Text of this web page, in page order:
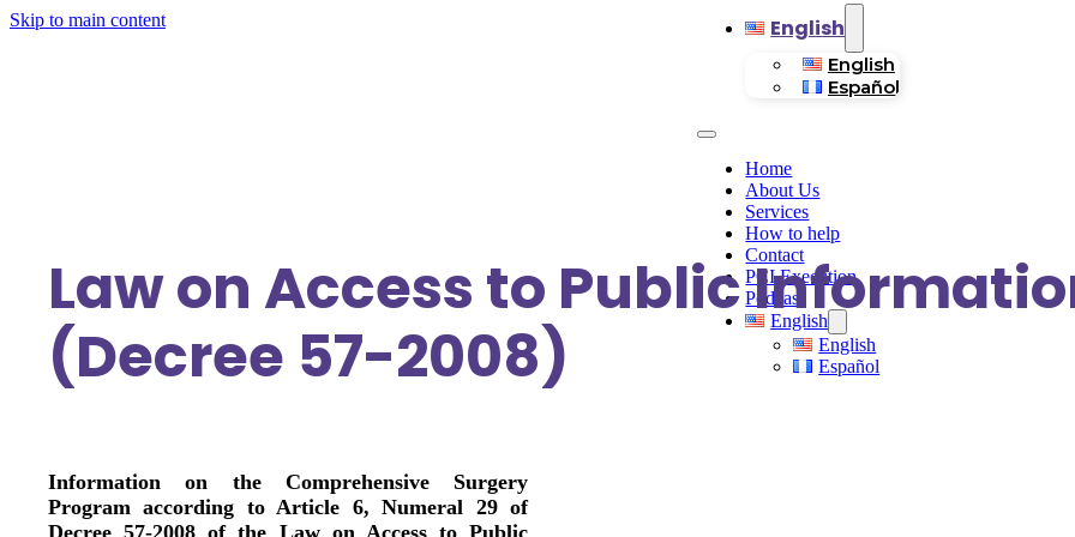
Skip to main content
English
English
Español
Home
About Us
Services
How to help
Contact
PCI Execution
Podcast
English
English
Español
Law on Access to Public
(Decree 57-2008)
Information on the Comprehensive Surgery
Program according to Article 6, Numeral 29 of
Decree 57-2008 of the Law on Access to Public